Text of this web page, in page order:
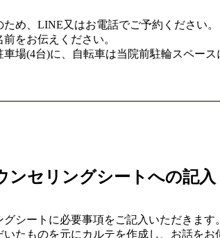
め、LINE又はお電話でご予約ください。
をお伝えください。
車場(4台)に、自転車は当院前駐輪スペー
ンセリングシートへの記入
グシートに必要事項をご記入いただきます。
いたものを元にカルテを作成し、お話をお